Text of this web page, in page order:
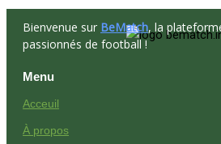
Bienvenue sur BeMatch, la
passionnés de football !
Menu
Acceuil
À propos